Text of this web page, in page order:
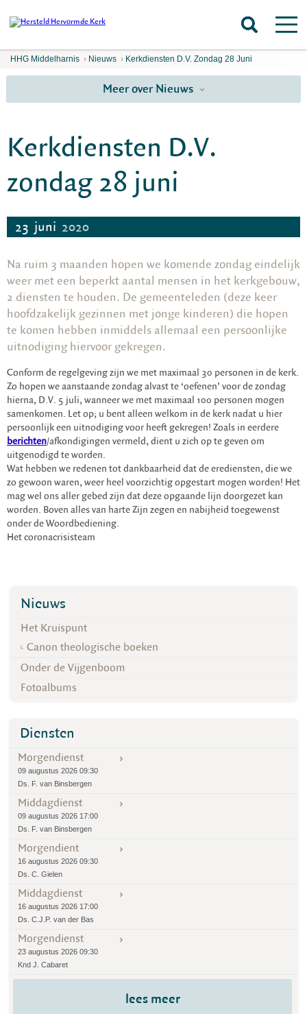
HHG Middelharnis › Nieuws › Kerkdiensten D.V. Zondag 28 Juni
Meer over Nieuws
Kerkdiensten D.V.
zondag 28 juni
23 juni 2020
Na ruim 3 maanden hopen we komende zondag eindelijk
weer met een beperkt aantal mensen in het kerkgebouw,
2 diensten te houden. De gemeenteleden (deze keer
hoofdzakelijk gezinnen met jonge kinderen) die hopen
te komen hebben inmiddels allemaal een persoonlijke
uitnodiging hiervoor gekregen.
Conform de regelgeving zijn we met maximaal 30 personen in de kerk.
Zo hopen we aanstaande zondag alvast te ‘oefenen’ voor de zondag
hierna, D.V. 5 juli, wanneer we met maximaal 100 personen mogen
samenkomen. Let op; u bent alleen welkom in de kerk nadat u hier
persoonlijk een uitnodiging voor heeft gekregen! Zoals in eerdere
berichten/afkondigingen vermeld, dient u zich op te geven om
uitgenodigd te worden.
Wat hebben we redenen tot dankbaarheid dat de erediensten, die we
zo gewoon waren, weer heel voorzichtig opgestart mogen worden! Het
mag wel ons aller gebed zijn dat deze opgaande lijn doorgezet kan
worden. Boven alles van harte Zijn zegen en nabijheid toegewenst
onder de Woordbediening.
Het coronacrisisteam
Nieuws
Het Kruispunt
Canon theologische boeken
Onder de Vijgenboom
Fotoalbums
Diensten
Morgendienst
09 augustus 2026 09:30
Ds. F. van Binsbergen
Middagdienst
09 augustus 2026 17:00
Ds. F. van Binsbergen
Morgendient
16 augustus 2026 09:30
Ds. C. Gielen
Middagdienst
16 augustus 2026 17:00
Ds. C.J.P. van der Bas
Morgendienst
23 augustus 2026 09:30
Knd J. Cabaret
lees meer